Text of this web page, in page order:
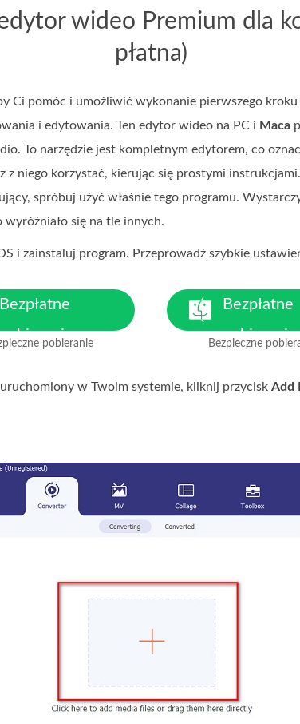
wideo Premium dla
płatna)
Ci pomóc i umożliwić wykonanie pierwszego
i edytowania. Ten edytor wideo na PC i Maca
To narzędzie jest kompletnym edytorem, co
z niego korzystać, kierując się prostymi
spróbuj użyć właśnie tego programu.
się na tle innych.
i zainstaluj program. Przeprowadź szybkie
Bezpłatne
pobieranie
Dla Windows 7 lub nowszego
pobieranie
Bezpłatne
pobieranie
Dla MacOS 10.7
Bezpieczne
w Twoim systemie, kliknij przycisk Add